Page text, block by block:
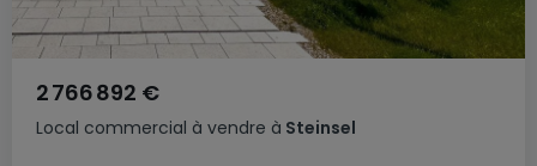
Local commercial à vendre à Steinsel
2 766 892 €